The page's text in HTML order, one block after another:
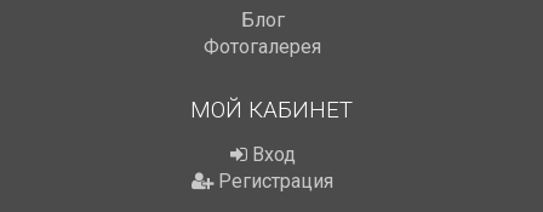
Блог
Фотогалерея
МОЙ КАБИНЕТ
Вход
Регистрация